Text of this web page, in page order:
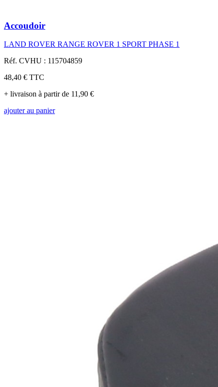
Accoudoir
LAND ROVER RANGE ROVER 1 SPORT PHASE 1
Réf. CVHU : 115704859
48,40 € TTC
+ livraison à partir de 11,90 €
ajouter au panier